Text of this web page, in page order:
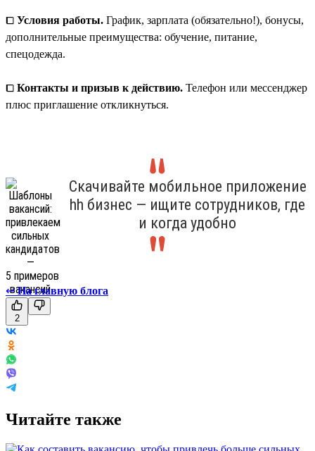
⧠ Условия работы. График, зарплата (обязательно!), бонусы,
дополнительные преимущества: обучение, питание,
спецодежда.
⧠ Контакты и призыв к действию. Телефон или мессенджер
плюс приглашение откликнуться.
Скачивайте мобильное приложение
hh бизнес — ищите сотрудников, где
и когда удобно
↩На главную блога
2
Читайте также